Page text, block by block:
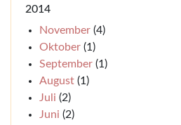
2014
November (4)
Oktober (1)
September (1)
August (1)
Juli (2)
Juni (2)